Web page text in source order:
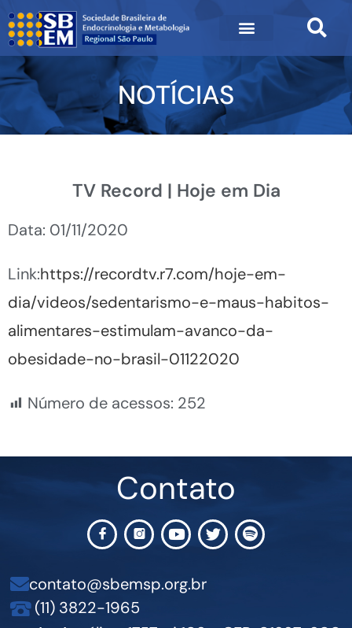
NOTÍCIAS
TV Record | Hoje em Dia
Data: 01/11/2020
Link:https://recordtv.r7.com/hoje-em-
dia/videos/sedentarismo-e-maus-habitos-
alimentares-estimulam-avanco-da-
obesidade-no-brasil-01122020
Número de acessos: 252
Contato
contato@sbemsp.org.br
(11) 3822-1965